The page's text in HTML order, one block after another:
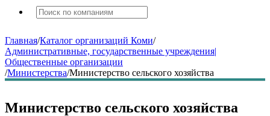
Главная/Каталог организаций Коми/
Административные, государственные учреждения|
Общественные организации
/Министерства/Министерство сельского хозяйства
Министерство сельского хозяйства